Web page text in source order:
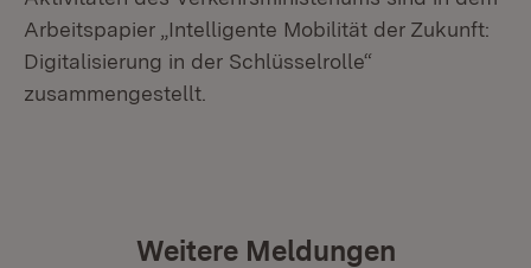
Arbeitspapier „Intelligente Mobilität der Zukunft:
Digitalisierung in der Schlüsselrolle“
zusammengestellt.
Weitere Meldungen